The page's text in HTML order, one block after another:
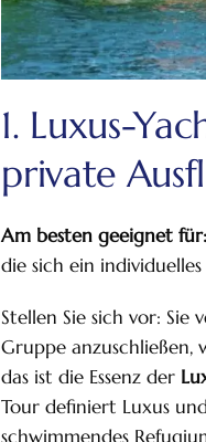
1. Luxus-
private
Am besten geeignet für:
die sich ein
Stellen Sie sich vor:
Gruppe
das ist die Essenz der
Tour definiert Luxus
schwimmendes